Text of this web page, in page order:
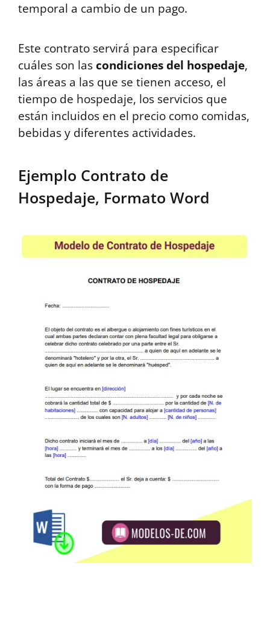
temporal a cambio de un pago.
Este contrato servirá para especificar
cuáles son lascondiciones del hospedaje,
las áreas a las que se tienen acceso, el
tiempo de hospedaje, los servicios que
están incluidos en el precio como comidas,
bebidas y diferentes actividades.
Ejemplo Contrato de
Hospedaje, Formato Word